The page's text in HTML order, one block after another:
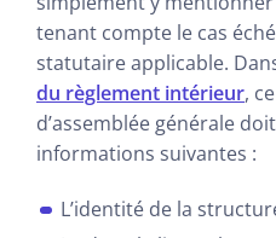
tenant compte le cas
statutaire applicable.
du règlement intérieur,
d’assemblée générale
informations suivantes :
L’identité de la